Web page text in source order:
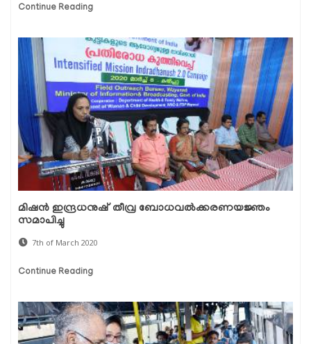
Continue Reading
മിഷന്‍ ഇന്ദ്രധനുഷ് തീവ്ര ബോധവല്‍ക്കരണയജ്ഞം
സമാപിച്ചു
7th of March 2020
Continue Reading